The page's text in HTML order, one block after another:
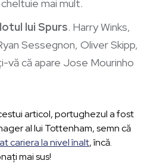
mai mult.
lui Spurs. Harry Winks,
Sessegnon, Oliver Skipp,
vă că apare Jose Mourinho
articol, portughezul a fost
al lui Tottenham, semn că
cariera la nivel înalt, încă.
mai sus!